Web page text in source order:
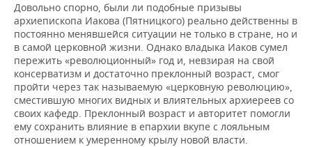
Довольно спорно, были ли подобные призывы
архиепископа Иакова (Пятницкого) реально действенны в
постоянно менявшейся ситуации не только в стране, но и
в самой церковной жизни. Однако владыка Иаков сумел
пережить «революционный» год и, невзирая на свой
консерватизм и достаточно преклонный возраст, смог
пройти через так называемую «церковную революцию»,
сместившую многих видных и влиятельных архиереев со
своих кафедр. Преклонный возраст и авторитет помогли
ему сохранить влияние в епархии вкупе с лояльным
отношением к умеренному крылу новой власти.